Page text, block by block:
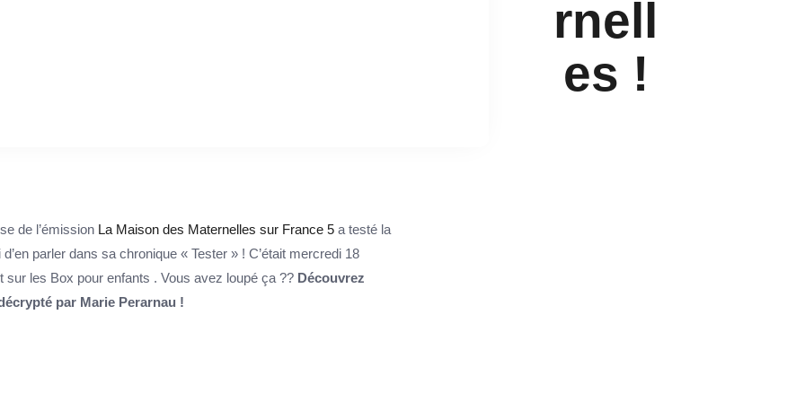
rnell
es !
de l’émission La Maison des Maternelles sur France 5 a testé la
parler dans sa chronique « Tester » ! C’était mercredi 18
sur les Box pour enfants . Vous avez loupé ça ?? Découvrez
par Marie Perarnau !